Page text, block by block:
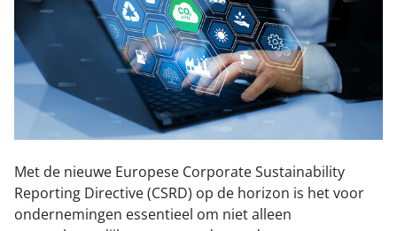
015 251 22 10 Contact
Met de nieuwe Europese Corporate Sustainability
Reporting Directive (CSRD) op de horizon is het voor
ondernemingen essentieel om niet alleen